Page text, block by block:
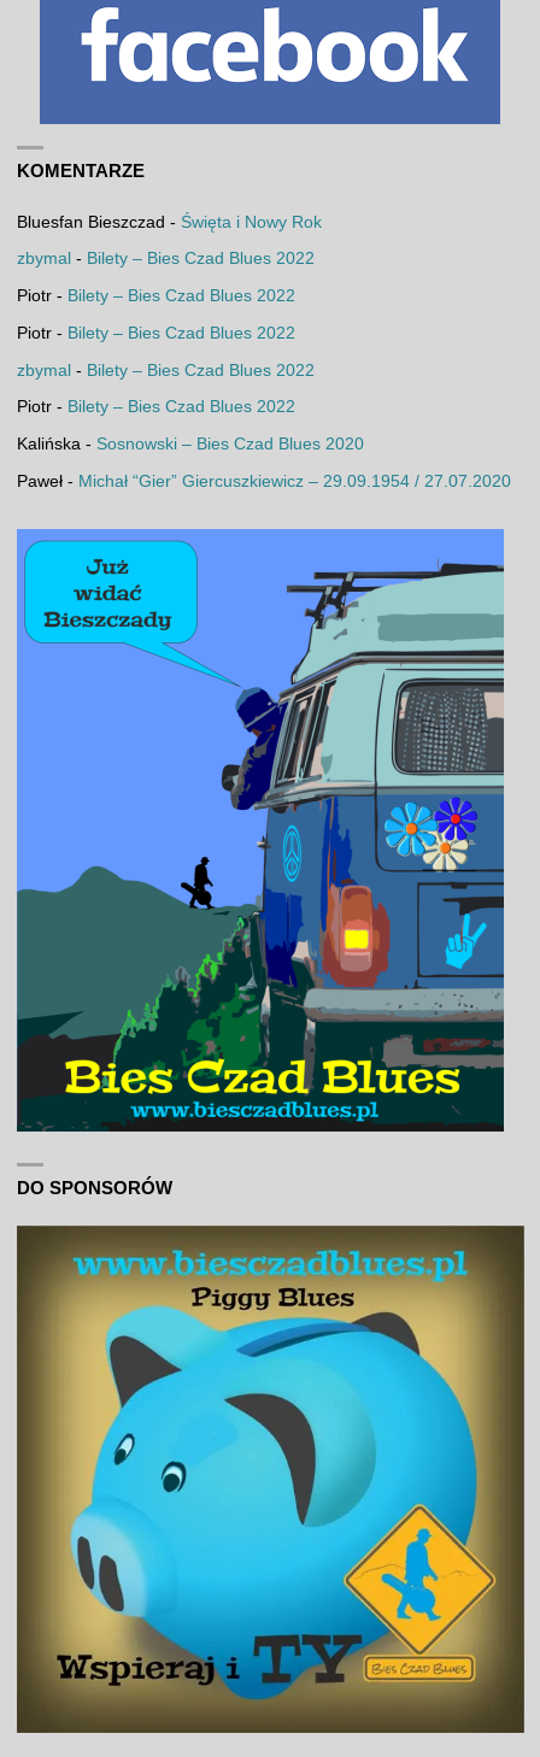
KOMENTARZE
Bluesfan Bieszczad - Święta i Nowy Rok
zbymal - Bilety – Bies Czad Blues 2022
Piotr- Bilety – Bies Czad Blues 2022
Piotr- Bilety – Bies Czad Blues 2022
zbymal- Bilety – Bies Czad Blues 2022
Piotr- Bilety – Bies Czad Blues 2022
Kalińska- Sosnowski – Bies Czad Blues 2020
Paweł- Michał “Gier” Giercuszkiewicz – 29.09.1954 / 27.07.2020
DO SPONSORÓW